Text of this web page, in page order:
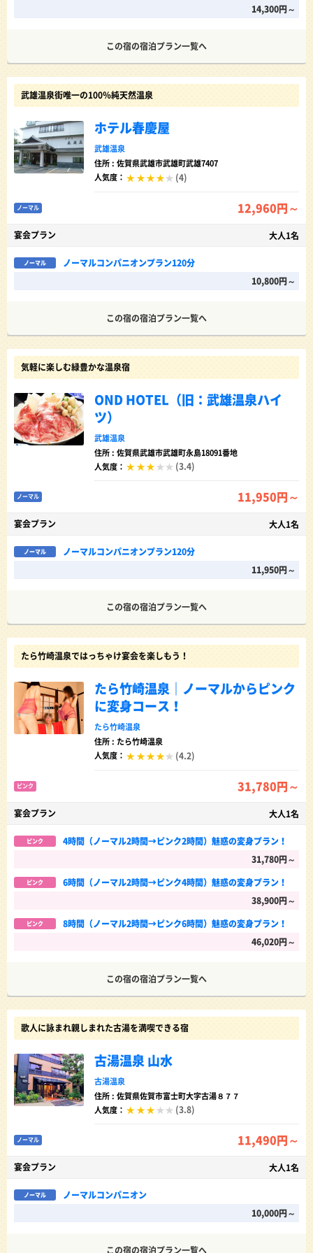
14,300円～
この宿の宿泊プラン一覧へ
武雄温泉街唯一の100％純天然温泉
ホテル春慶屋
武雄温泉
住所 : 佐賀県武雄市武雄町武雄7407
人気度：
(4)
ノーマル 12,960円～
宴会プラン 大人1名
ノーマル
ノーマルコンパニオンプラン120分
10,800円～
この宿の宿泊プラン一覧へ
気軽に楽しむ緑豊かな温泉宿
OND HOTEL（旧：武雄温泉ハイ
ツ）
武雄温泉
住所 : 佐賀県武雄市武雄町永島18091番地
人気度：
(3.4)
ノーマル 11,950円～
宴会プラン 大人1名
ノーマル
ノーマルコンパニオンプラン120分
11,950円～
この宿の宿泊プラン一覧へ
たら竹崎温泉ではっちゃけ宴会を楽しもう！
たら竹崎温泉｜ノーマルからピンク
に変身コース！
たら竹崎温泉
住所 : たら竹崎温泉
人気度：
(4.2)
ピンク 31,780円～
宴会プラン 大人1名
ピンク
4時間（ノーマル2時間→ピンク2時間）魅惑の変身プラン！
31,780円～
ピンク
6時間（ノーマル2時間→ピンク4時間）魅惑の変身プラン！
38,900円～
ピンク
8時間（ノーマル2時間→ピンク6時間）魅惑の変身プラン！
46,020円～
この宿の宿泊プラン一覧へ
歌人に詠まれ親しまれた古湯を満喫できる宿
古湯温泉 山水
古湯温泉
住所 : 佐賀県佐賀市富士町大字古湯８７７
人気度：
(3.8)
ノーマル 11,490円～
宴会プラン 大人1名
ノーマル
ノーマルコンパニオン
10,000円～
この宿の宿泊プラン一覧へ